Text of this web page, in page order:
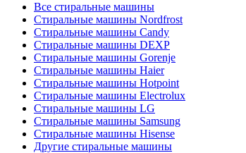
Все стиральные машины
Стиральные машины Nordfrost
Стиральные машины Candy
Стиральные машины DEXP
Стиральные машины Gorenje
Стиральные машины Haier
Стиральные машины Hotpoint
Стиральные машины Electrolux
Стиральные машины LG
Стиральные машины Samsung
Стиральные машины Hisense
Другие стиральные машины